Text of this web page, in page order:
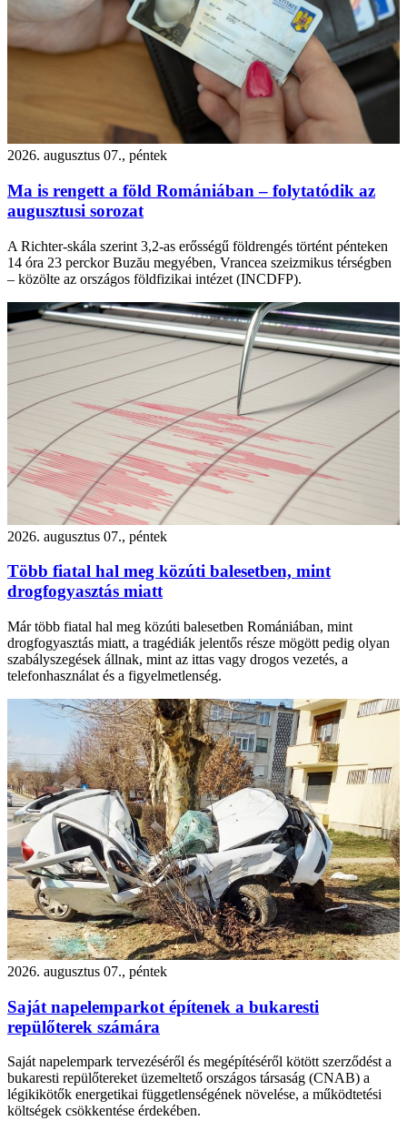
2026. augusztus 07., péntek
Ma is rengett a föld Romániában – folytatódik az
augusztusi sorozat
A Richter-skála szerint 3,2-as erősségű földrengés történt pénteken
14 óra 23 perckor Buzău megyében, Vrancea szeizmikus térségben
– közölte az országos földfizikai intézet (INCDFP).
2026. augusztus 07., péntek
Több fiatal hal meg közúti balesetben, mint
drogfogyasztás miatt
Már több fiatal hal meg közúti balesetben Romániában, mint
drogfogyasztás miatt, a tragédiák jelentős része mögött pedig olyan
szabályszegések állnak, mint az ittas vagy drogos vezetés, a
telefonhasználat és a figyelmetlenség.
2026. augusztus 07., péntek
Saját napelemparkot építenek a bukaresti
repülőterek számára
Saját napelempark tervezéséről és megépítéséről kötött szerződést a
bukaresti repülőtereket üzemeltető országos társaság (CNAB) a
légikikötők energetikai függetlenségének növelése, a működtetési
költségek csökkentése érdekében.